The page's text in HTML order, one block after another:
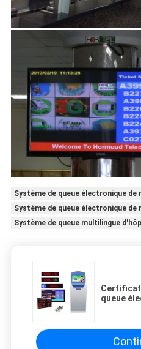
Système de queue électronique de
Système de queue électronique
Système de queue multilingue
Certificat
queue